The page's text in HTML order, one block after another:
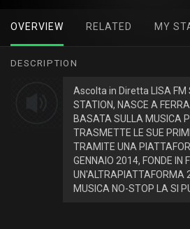
OVERVIEW RELATED MY
DESCRIPTION
Ascolta in Diretta LISA FM
STATION, NASCE A
BASATA SULLA MUSICA
TRASMETTE LE SUE
TRAMITE UNA
GENNAIO 2014, FONDE IN
UN'ALTRAPIATTAFORMA
MUSICA NO-STOP LA SI